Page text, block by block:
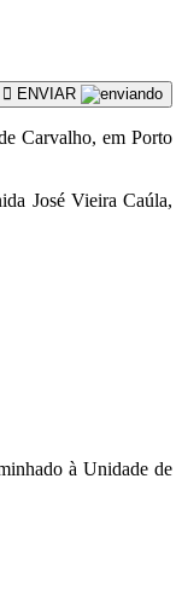
ENVIAR
Carvalho, em Porto
José Vieira Caúla,
à Unidade de